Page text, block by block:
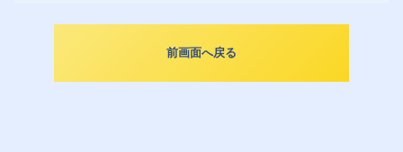
前画面へ戻る